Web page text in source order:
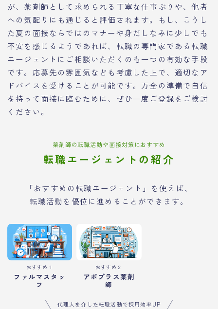
が、薬剤師として求められる丁寧な仕事ぶりや、他者
への気配りにも通じると評価されます。もし、こうし
た夏の面接ならではのマナーや身だしなみに少しでも
不安を感じるようであれば、転職の専門家である転職
エージェントにご相談いただくのも一つの有効な手段
です。応募先の雰囲気なども考慮した上で、適切なア
ドバイスを受けることが可能です。万全の準備で自信
を持って面接に臨むために、ぜひ一度ご登録をご検討
ください。
薬剤師の転職活動や面接対策におすすめ
転職エージェントの紹介
「おすすめの転職エージェント」を使えば、
転職活動を優位に進めることができます。
おすすめ１
ファルマスタッ
フ
おすすめ２
アポプラス薬剤
師
代理人を介した転職活動で採用効率UP